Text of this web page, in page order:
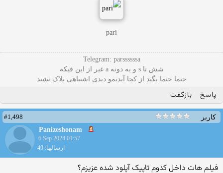
pari
Telegram: parssssssa
شش تا s و یه دونه a غیر از این فیکه
حتما حتما بگید از کجا آیدیمو دیدی اشتباهی بلاک نشید
پاسخ بازگفت
کاربر
#1,498
Panizeshonam
6 Sep 2024 01:57
ارسالها: 49
فیلم هات داخل کدوم تاپیک آپلود شده عزیزم؟